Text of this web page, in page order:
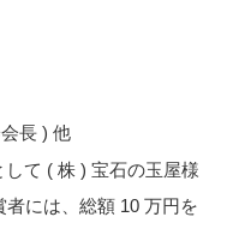
長 ) 他
て ( 株 ) 宝石の玉屋様
者には、総額 10 万円を